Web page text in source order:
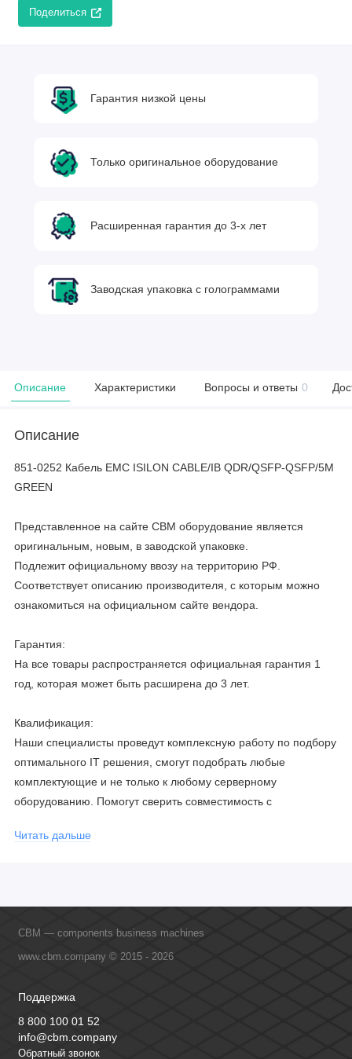
Поделиться
Гарантия низкой цены
Только оригинальное оборудование
Расширенная гарантия до 3-х лет
Заводская упаковка с голограммами
Описание Характеристики Вопросы и ответы 0
Описание
851-0252 Кабель EMC ISILON CABLE/IB QDR/QSFP-QSFP/5M
GREEN
Представленное на сайте CBM оборудование является
оригинальным, новым, в заводской упаковке.
Подлежит официальному ввозу на территорию РФ.
Соответствует описанию производителя, с которым можно
ознакомиться на официальном сайте вендора.
Гарантия:
На все товары распространяется официальная гарантия 1
год, которая может быть расширена до 3 лет.
Квалификация:
Наши специалисты проведут комплексную работу по подбору
оптимального IT решения, смогут подобрать любые
комплектующие и не только к любому серверному
оборудованию. Помогут сверить совместимость с
официальными производителями и проводим регулярное
Читать дальше
CBM — components business machines
www.cbm.company © 2015 - 2026
Поддержка
8 800 100 01 52
info@cbm.company
Обратный звонок